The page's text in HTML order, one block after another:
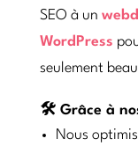
SEO à un
WordPress
seulement
🛠️ Grâce à
Nous